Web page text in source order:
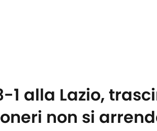
1 alla Lazio,
non si